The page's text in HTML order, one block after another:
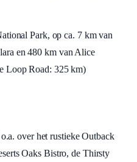
Park, op ca. 7 km van
en 480 km van Alice
Loop Road: 325 km)
over het rustieke Outback
Oaks Bistro, de Thirsty